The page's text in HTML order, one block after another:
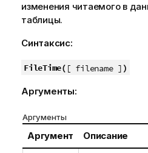
изменения читаемого в
таблицы.
Синтаксис:
FileTime( [ filename ] )
Аргументы:
Аргументы
Аргумент Описание